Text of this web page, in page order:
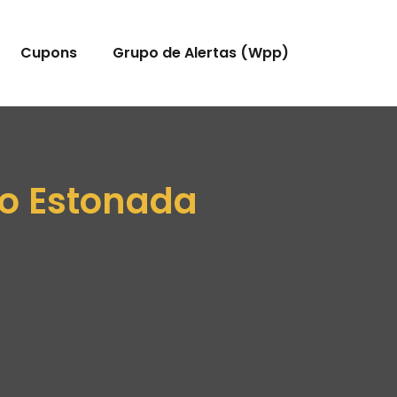
Cupons Grupo de Alertas (Wpp)
Estonada